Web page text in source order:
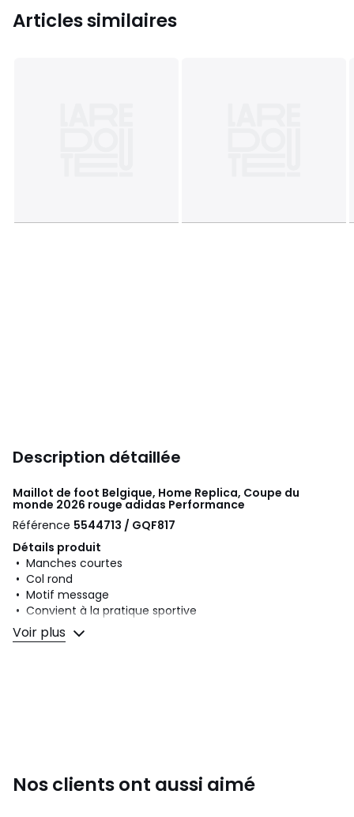
Articles similaires
Description détaillée
Maillot de foot Belgique, Home Replica, Coupe du
monde 2026 rougeadidas Performance
Référence 5544713 / GQF817
Détails produit
• Manches courtes
• Col rond
• Motif message
• Convient à la pratique sportive
Composition et Entretien
Voir plus
Nos clients ont aussi aimé